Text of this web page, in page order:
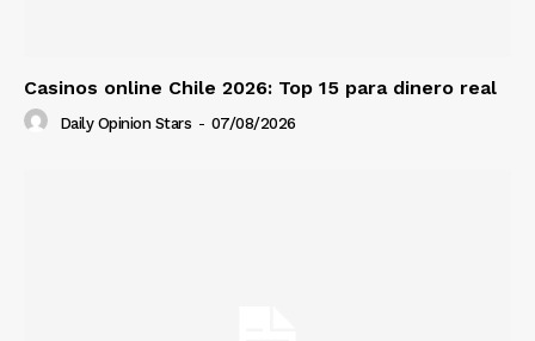
Casinos online Chile 2026: Top 15 para dinero real
Daily Opinion Stars - 07/08/2026